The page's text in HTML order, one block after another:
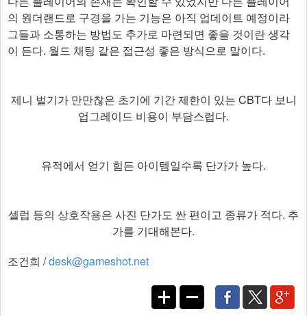
의 원더랜드로 구경을 가는 기능은 아직 업데이트 예정이라
그들과 소통하는 방법도 추가로 마련되면 좋을 것이란 생각
이 든다. 월드 채팅 같은 접근성 좋은 방식으로 말이다.​
제니 벌기가 만만찮은 초기에 기간 제한이 있는 CBT다 보니
업그레이드 비용이 부담스럽다.
유적에서 얻기 힘든 아이템일수록 단가가 높다.
셀럽 등의 상호작용은 사진 단가도 싼 편이고 종류가 적다. 추
가를 기대해본다.
조건희 /desk@gameshot.net